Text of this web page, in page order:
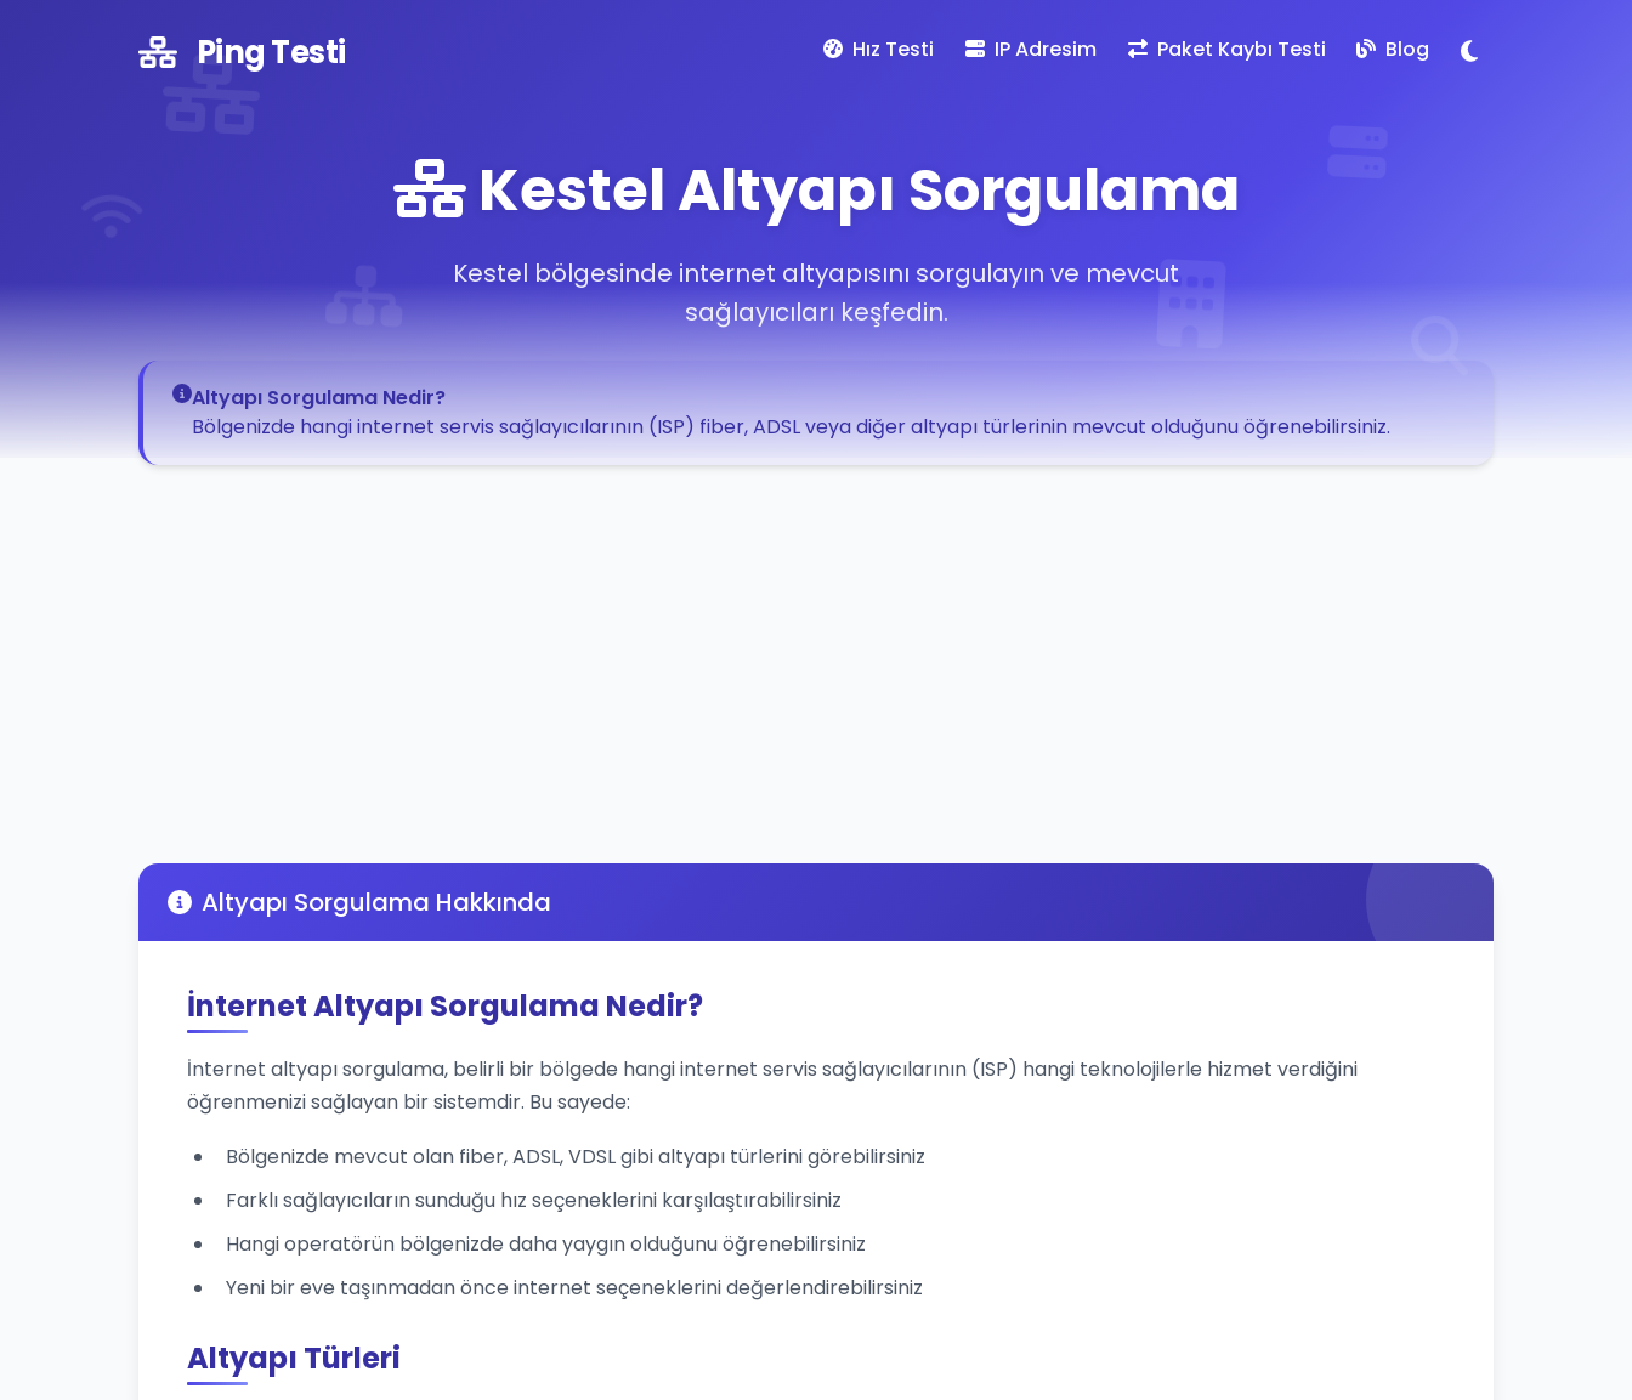
Ping Testi Hız Testi IP Adresim Paket Kaybı Testi Blog
Kestel Altyapı Sorgulama
Kestel bölgesinde internet altyapısını sorgulayın ve mevcut
sağlayıcıları keşfedin.
Altyapı Sorgulama Nedir?
Bölgenizde hangi internet servis sağlayıcılarının (ISP) fiber, ADSL veya diğer altyapı türlerinin mevcut olduğunu öğrenebilirsiniz.
Altyapı Sorgulama Hakkında
İnternet Altyapı Sorgulama Nedir?
İnternet altyapı sorgulama, belirli bir bölgede hangi internet servis sağlayıcılarının (ISP) hangi teknolojilerle hizmet verdiğini
öğrenmenizi sağlayan bir sistemdir. Bu sayede:
Bölgenizde mevcut olan fiber, ADSL, VDSL gibi altyapı türlerini görebilirsiniz
Farklı sağlayıcıların sunduğu hız seçeneklerini karşılaştırabilirsiniz
Hangi operatörün bölgenizde daha yaygın olduğunu öğrenebilirsiniz
Yeni bir eve taşınmadan önce internet seçeneklerini değerlendirebilirsiniz
Altyapı Türleri